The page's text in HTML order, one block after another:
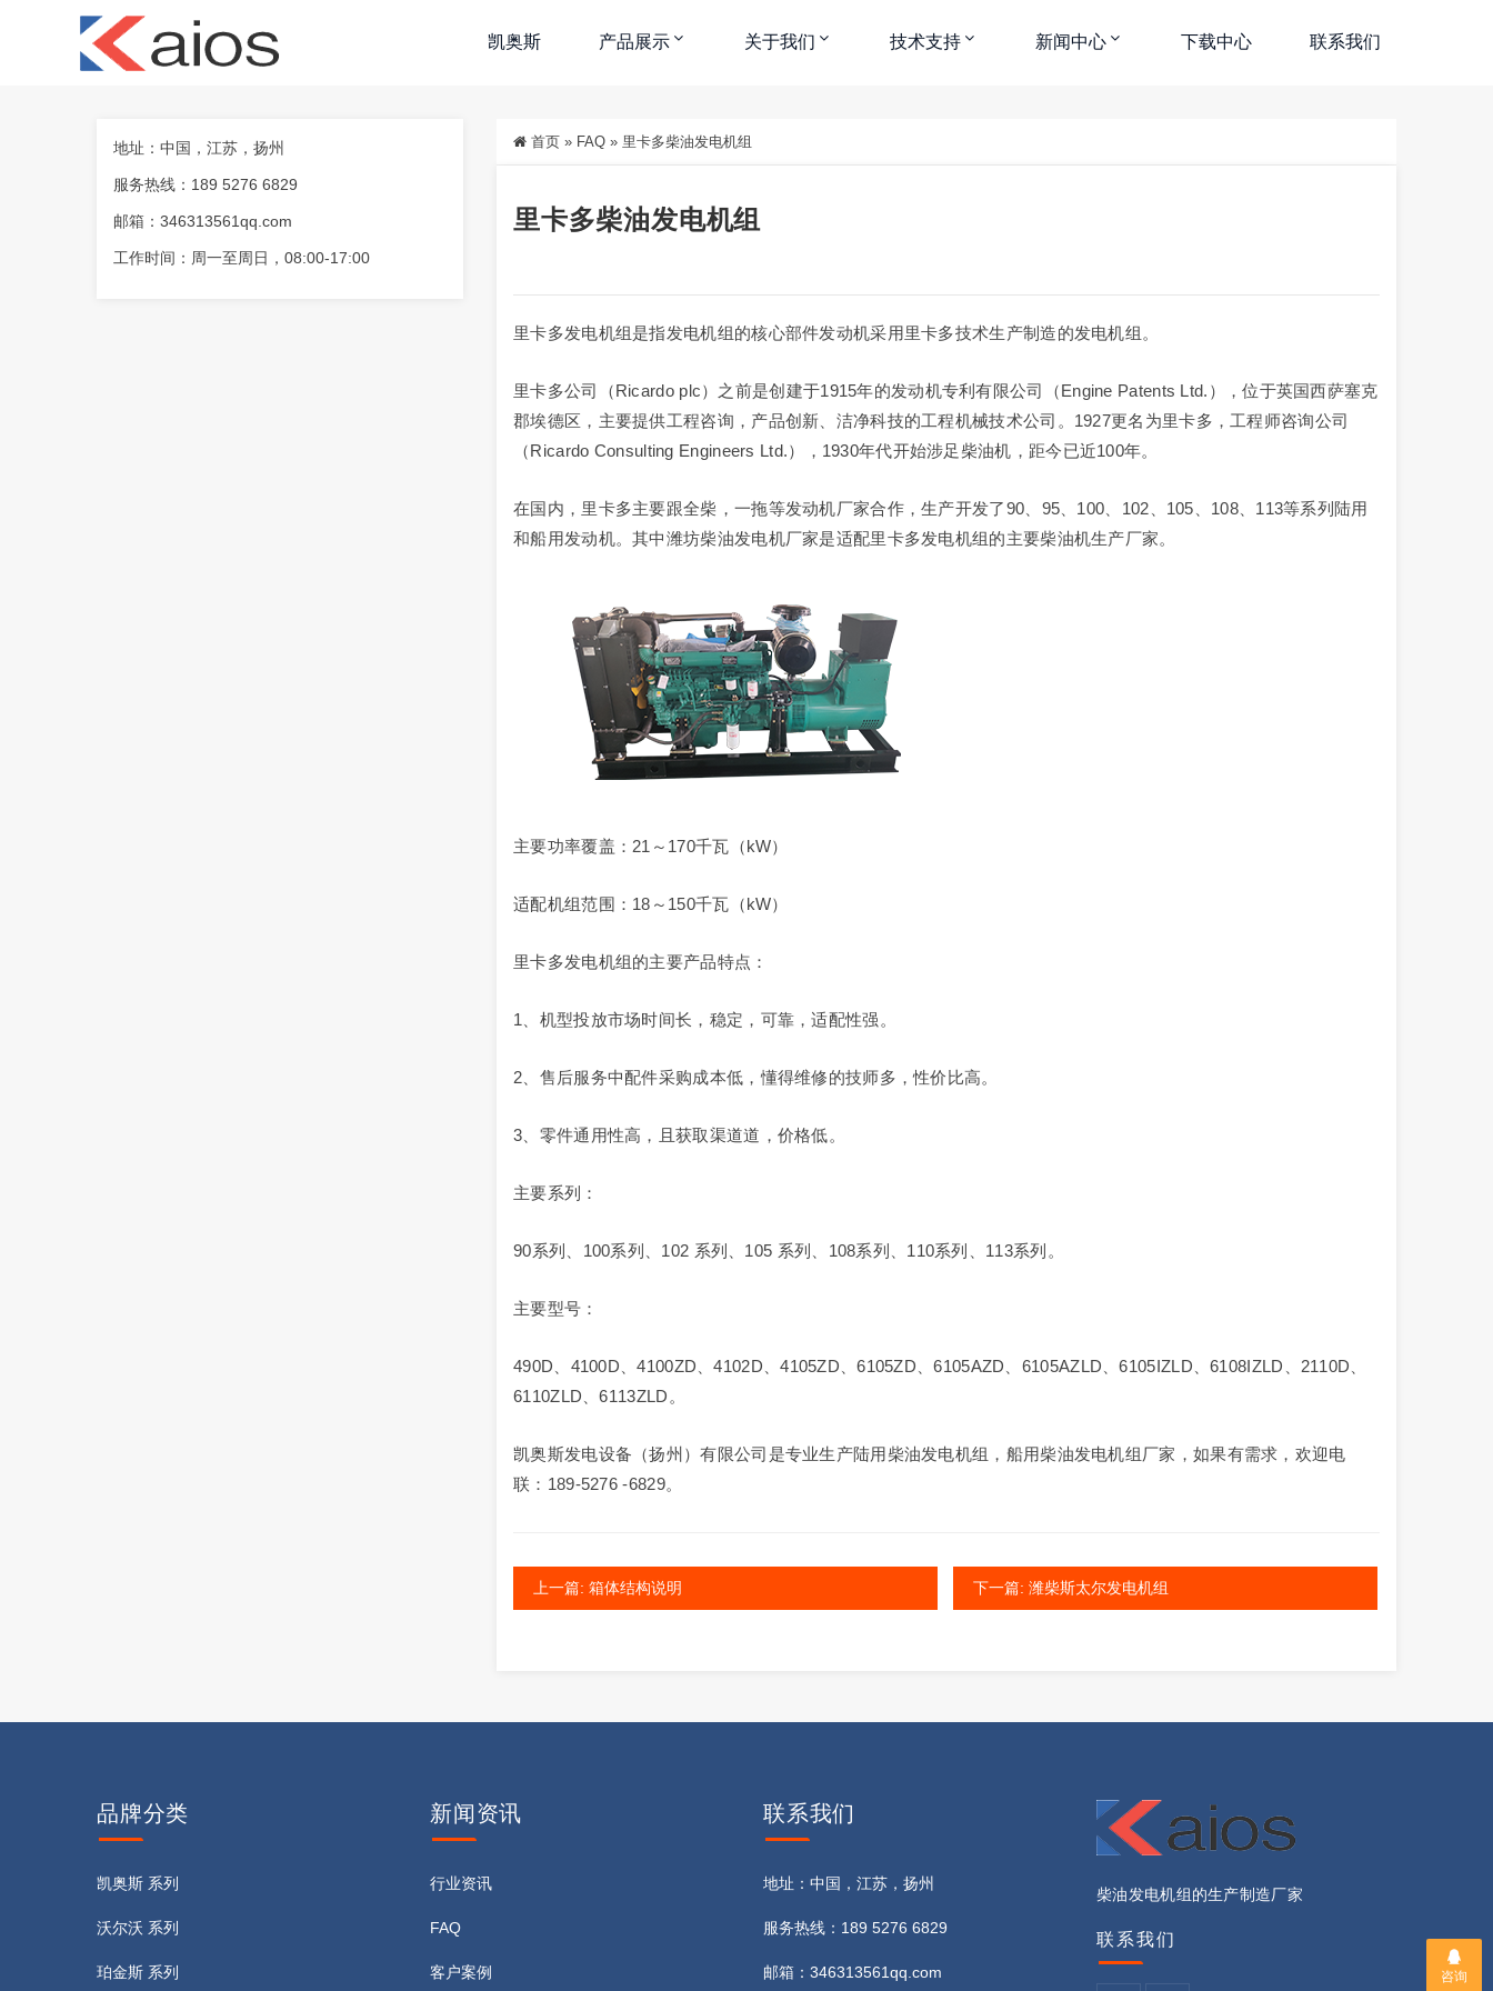
凯奥斯 产品展示 关于我们 技术支持 新闻中心 下载中心 联系我们
地址：中国，江苏，扬州
服务热线：189 5276 6829
邮箱：346313561qq.com
工作时间：周一至周日，08:00-17:00
首页 » FAQ » 里卡多柴油发电机组
里卡多柴油发电机组
里卡多发电机组是指发电机组的核心部件发动机采用里卡多技术生产制造的发电机组。
里卡多公司（Ricardo plc）之前是创建于1915年的发动机专利有限公司（Engine Patents Ltd.），位于英国西萨塞克
郡埃德区，主要提供工程咨询，产品创新、洁净科技的工程机械技术公司。1927更名为里卡多，工程师咨询公司
（Ricardo Consulting Engineers Ltd.），1930年代开始涉足柴油机，距今已近100年。
在国内，里卡多主要跟全柴，一拖等发动机厂家合作，生产开发了90、95、100、102、105、108、113等系列陆用
和船用发动机。其中潍坊柴油发电机厂家是适配里卡多发电机组的主要柴油机生产厂家。
主要功率覆盖：21～170千瓦（kW）
适配机组范围：18～150千瓦（kW）
里卡多发电机组的主要产品特点：
1、机型投放市场时间长，稳定，可靠，适配性强。
2、售后服务中配件采购成本低，懂得维修的技师多，性价比高。
3、零件通用性高，且获取渠道道，价格低。
主要系列：
90系列、100系列、102 系列、105 系列、108系列、110系列、113系列。
主要型号：
490D、4100D、4100ZD、4102D、4105ZD、6105ZD、6105AZD、6105AZLD、6105IZLD、6108IZLD、2110D、
6110ZLD、6113ZLD。
凯奥斯发电设备（扬州）有限公司是专业生产陆用柴油发电机组，船用柴油发电机组厂家，如果有需求，欢迎电
联：189-5276 -6829。
上一篇: 箱体结构说明 下一篇: 潍柴斯太尔发电机组
品牌分类
凯奥斯 系列
沃尔沃 系列
珀金斯 系列
新闻资讯
行业资讯
FAQ
客户案例
联系我们
地址：中国，江苏，扬州
服务热线：189 5276 6829
邮箱：346313561qq.com
柴油发电机组的生产制造厂家
联系我们
咨询